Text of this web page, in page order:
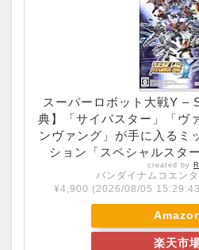
スーパーロボット大戦Y –
典】「サイバスター」「ヴ
ンヴァング」が手に入るミ
ション「スペシャルスタ
created by
バンダイナムコエン
¥4,900 (2026/08/05
楽天市